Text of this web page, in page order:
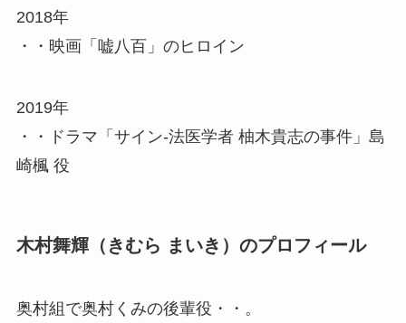
2018年
・・映画「嘘八百」のヒロイン
2019年
・・ドラマ「サイン-法医学者 柚木貴志の事件」島
崎楓 役
木村舞輝（きむら まいき）のプロフィール
奥村組で奥村くみの後輩役・・。